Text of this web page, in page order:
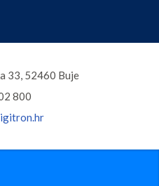
33, 52460 Buje
800